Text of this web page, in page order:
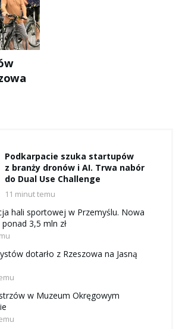
Podkarpacie szuka startupów
z branży dronów i AI. Trwa nabór
do Dual Use Challenge
11 minut temu
hali sportowej w Przemyślu. Nowa
3,5 mln zł
dotarło z Rzeszowa na Jasną
w Muzeum Okręgowym